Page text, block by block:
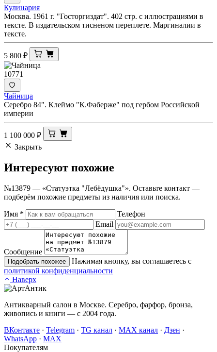
Кулинария
Москва. 1961 г. "Госторгиздат". 402 стр. с иллюстрациями в
тексте. В издательском тисненом переплете. Маргиналии в
тексте.
5 800 ₽
10771
Чайница
Серебро 84". Клеймо "К.Фаберже" под гербом Российской
империи
1 100 000 ₽
Закрыть
Интересуют похожие
№13879 — «Статуэтка "Лебёдушка"». Оставьте контакт —
подберём похожие предметы из наличия или поиска.
Имя *
Телефон
Email
Сообщение
Подобрать похожее
Нажимая кнопку, вы соглашаетесь с
политикой конфиденциальности
Наверх
Антикварный салон в Москве. Серебро, фарфор, бронза,
живопись и книги — с 2004 года.
ВКонтакте · Telegram · TG канал · MAX канал · Дзен ·
WhatsApp · MAX
Покупателям